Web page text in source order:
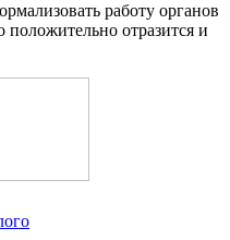
работу органов
отразится и